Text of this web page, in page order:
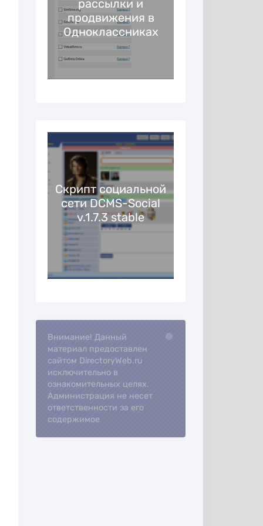
рассылки и
продвижения в
Одноклассниках
Скрипт социальной
сети DCMS-Social
v.1.7.3 stable
Loading...
Внимание! Данный
материал предоставлен
сайтом DirectoryWeb.ru
исключительно в
ознакомительных целях.
Администрация не несет
ответственности за его
содержимое